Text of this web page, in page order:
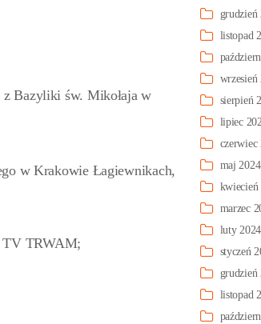
Bazyliki św. Mikołaja w
w Krakowie Łagiewnikach,
TV TRWAM;
grudzień
listopad
wrzesień
sierpień
lipiec
czerwiec
maj 2024
kwiecień
marzec
luty 2024
styczeń
grudzień
listopad